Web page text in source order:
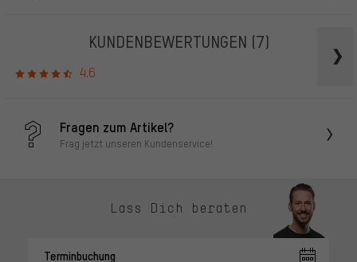
KUNDENBEWERTUNGEN (7)
4.6
Fragen zum Artikel?
Frag jetzt unseren Kundenservice!
Lass Dich beraten
Terminbuchung